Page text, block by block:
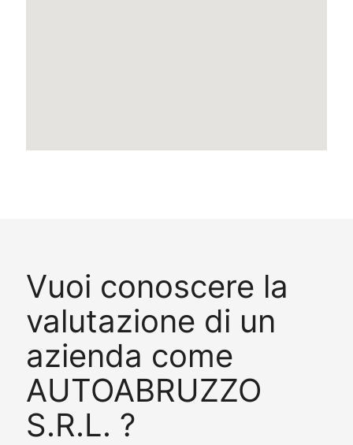
Vuoi conoscere la
valutazione di un
azienda come
AUTOABRUZZO
S.R.L. ?